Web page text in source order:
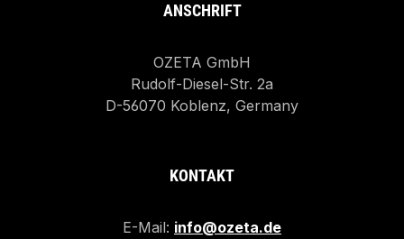
ANSCHRIFT
OZETA GmbH
Rudolf-Diesel-Str. 2a
D-56070 Koblenz, Germany
KONTAKT
E-Mail: info@ozeta.de